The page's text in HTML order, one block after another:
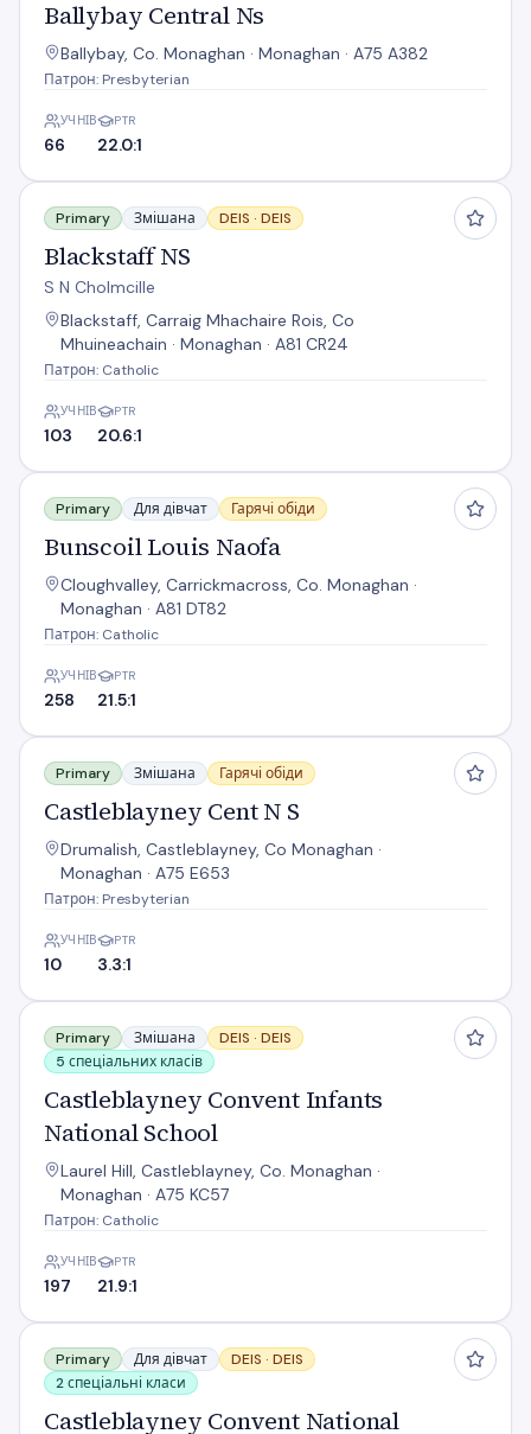
Ballybay Central Ns
Ballybay, Co. Monaghan · Monaghan · A75 A382
Патрон: Presbyterian
УЧНІВ
66
PTR
22.0:1
Blackstaff NS
Primary Змішана DEIS · DEIS
Blackstaff NS
S N Cholmcille
Blackstaff, Carraig Mhachaire Rois, Co
Mhuineachain · Monaghan · A81 CR24
Патрон: Catholic
УЧНІВ
103
PTR
20.6:1
Bunscoil Louis Naofa
Primary Для дівчат Гарячі обіди
Bunscoil Louis Naofa
Cloughvalley, Carrickmacross, Co. Monaghan ·
Monaghan · A81 DT82
Патрон: Catholic
УЧНІВ
258
PTR
21.5:1
Castleblayney Cent N S
Primary Змішана Гарячі обіди
Castleblayney Cent N S
Drumalish, Castleblayney, Co Monaghan ·
Monaghan · A75 E653
Патрон: Presbyterian
УЧНІВ
10
PTR
3.3:1
Castleblayney Convent Infants National School
Primary Змішана DEIS · DEIS
5 спеціальних класів
Castleblayney Convent Infants
National School
Laurel Hill, Castleblayney, Co. Monaghan ·
Monaghan · A75 KC57
Патрон: Catholic
УЧНІВ
197
PTR
21.9:1
Castleblayney Convent National School
Primary Для дівчат DEIS · DEIS
2 спеціальні класи
Castleblayney Convent National